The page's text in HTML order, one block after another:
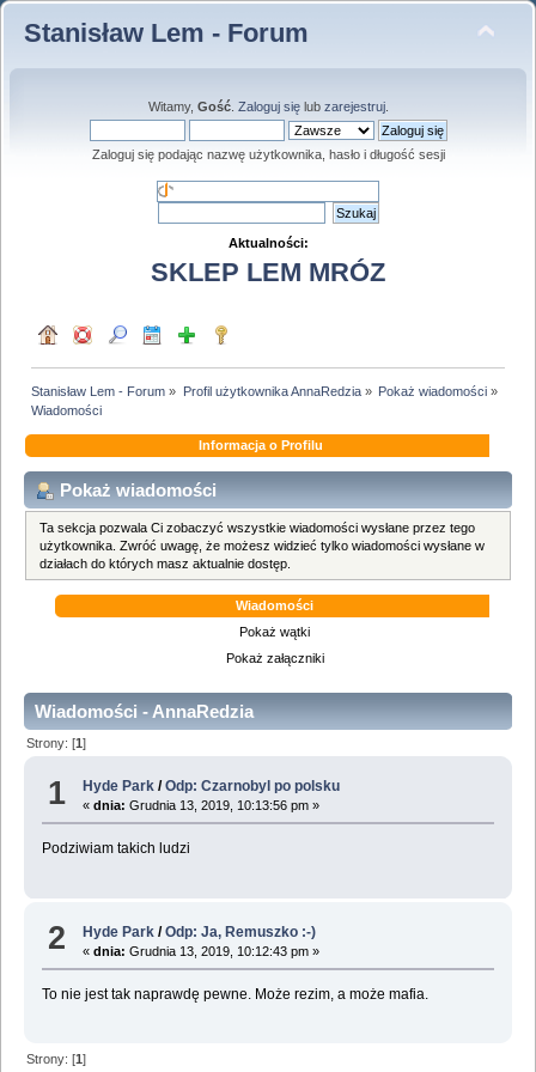
Stanisław Lem - Forum
Witamy, Gość. Zaloguj sięlub zarejestruj.
Zaloguj się podając nazwę użytkownika, hasło i długość sesji
Aktualności:
SKLEP LEM MRÓZ
Stanisław Lem - Forum » Profil użytkownika AnnaRedzia» Pokaż wiadomości»
Wiadomości
Informacja o Profilu
Pokaż wiadomości
Ta sekcja pozwala Ci zobaczyć wszystkie wiadomości wysłane przez tego
użytkownika. Zwróć uwagę, że możesz widzieć tylko wiadomości wysłane w
działach do których masz aktualnie dostęp.
Wiadomości
Pokaż wątki
Pokaż załączniki
Wiadomości - AnnaRedzia
Strony: [1]
1 Hyde Park /Odp: Czarnobyl po polsku
«dnia: Grudnia 13, 2019, 10:13:56 pm »
Podziwiam takich ludzi
2 Hyde Park /Odp: Ja, Remuszko :-)
«dnia: Grudnia 13, 2019, 10:12:43 pm »
To nie jest tak naprawdę pewne. Może rezim, a może mafia.
Strony: [1]